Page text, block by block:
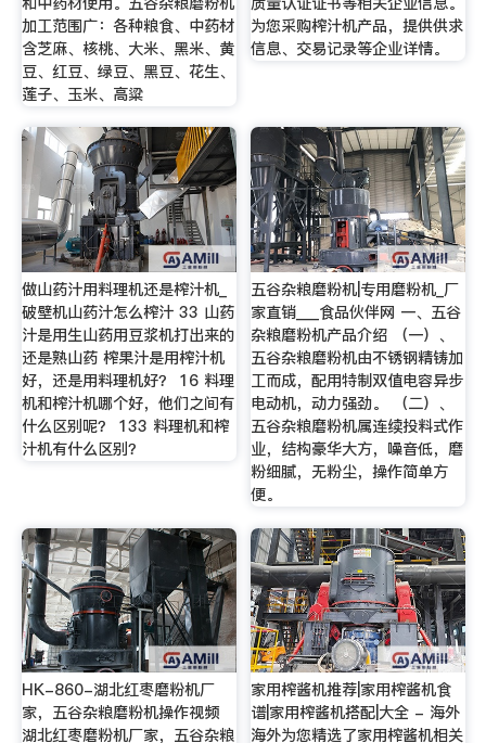
加工范围广：各种粮食、中药材
含芝麻、核桃、大米、黑米、黄
豆、红豆、绿豆、黑豆、花生、
莲子、玉米、高粱
为您采购榨汁机产品，提供供求
信息、交易记录等企业详情。
做山药汁用料理机还是榨汁机_
破壁机山药汁怎么榨汁 33 山药
汁是用生山药用豆浆机打出来的
还是熟山药 榨果汁是用榨汁机
好，还是用料理机好？ 16 料理
机和榨汁机哪个好，他们之间有
什么区别呢？ 133 料理机和榨
汁机有什么区别？
五谷杂粮磨粉机|专用磨粉机_厂
家直销___食品伙伴网 一、五谷
杂粮磨粉机产品介绍 （一）、
五谷杂粮磨粉机由不锈钢精铸加
工而成，配用特制双值电容异步
电动机，动力强劲。 （二）、
五谷杂粮磨粉机属连续投料式作
业，结构豪华大方，噪音低，磨
粉细腻，无粉尘，操作简单方
便。
HK-860-湖北红枣磨粉机厂
家，五谷杂粮磨粉机操作视频
湖北红枣磨粉机厂家，五谷杂粮
家用榨酱机推荐|家用榨酱机食
谱|家用榨酱机搭配|大全 - 海外
海外为您精选了家用榨酱机相关